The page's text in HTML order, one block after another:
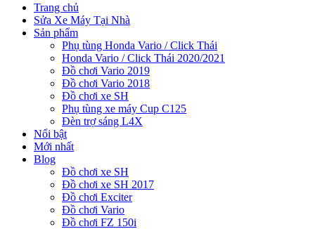
Trang chủ
Sửa Xe Máy Tại Nhà
Sản phẩm
Phụ tùng Honda Vario / Click Thái
Honda Vario / Click Thái 2020/2021
Đồ chơi Vario 2019
Đồ chơi Vario 2018
Đồ chơi xe SH
Phụ tùng xe máy Cup C125
Đèn trợ sáng L4X
Nổi bật
Mới nhất
Blog
Đồ chơi xe SH
Đồ chơi xe SH 2017
Đồ chơi Exciter
Đồ chơi Vario
Đồ chơi FZ 150i